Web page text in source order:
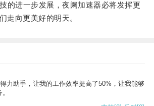
进一步发展，夜阑加速器必将发挥更
走向更美好的明天。
力助手，让我的工作效率提高了50%，让我能够